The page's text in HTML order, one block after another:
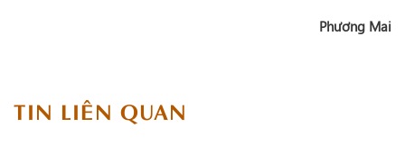
Phương Mai
TIN LIÊN QUAN